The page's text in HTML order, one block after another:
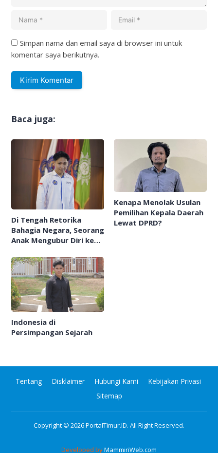
Simpan nama dan email saya di browser ini untuk
komentar saya berikutnya.
Baca juga:
Di Tengah Retorika
Bahagia Negara, Seorang
Anak Mengubur Diri ke
Kenapa Menolak Usulan
Pemilihan Kepala Daerah
Lewat DPRD?
Indonesia di
Persimpangan Sejarah
Tentang Disklaimer Hubungi Kami
Kebijakan Privasi
Sitemap
Copyright © 2026PortalTimur.ID. All Right Reserved.
Developed byMammiriWeb.com